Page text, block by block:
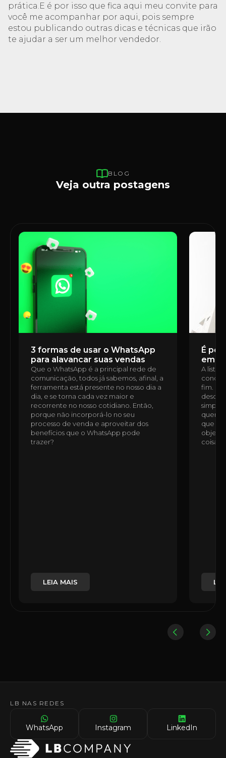
prática.E é por isso que fica aqui meu convite para
você me acompanhar por aqui, pois sempre
estou publicando outras dicas e técnicas que irão
te ajudar a ser um melhor vendedor.
BLOG
Veja outra postagens
3 formas de usar o WhatsApp
para alavancar suas vendas
Que o WhatsApp é a principal rede de
comunicação, todos já sabemos, afinal, a
ferramenta está presente no nosso dia a
dia, e se torna cada vez maior e
recorrente no nosso cotidiano. Então,
porque não incorporá-lo no seu
processo de venda e aproveitar dos
benefícios que o WhatsApp pode
trazer?
LEIA MAIS
É
em
A lista
fim. É
desde
quem
que
coisas,
LB NAS REDES
WhatsApp Instagram LinkedIn